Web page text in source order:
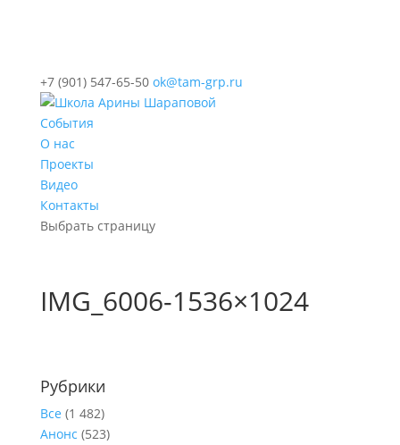
+7 (901) 547-65-50 ok@tam-grp.ru
События
О нас
Проекты
Видео
Контакты
Выбрать страницу
IMG_6006-1536×1024
Рубрики
Все (1 482)
Анонс (523)